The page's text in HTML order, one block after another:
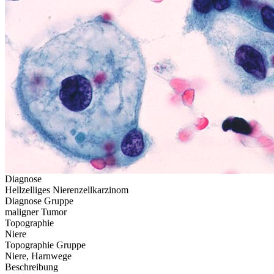
Diagnose
Hellzelliges Nierenzellkarzinom
Diagnose Gruppe
maligner Tumor
Topographie
Niere
Topographie Gruppe
Niere, Harnwege
Beschreibung